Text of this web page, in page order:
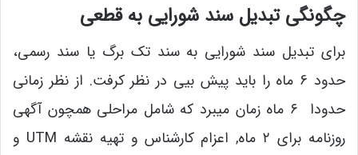
چگونگی تبدیل سند شورایی به قطعی
برای تبدیل سند شورایی به سند تک برگ یا سند رسمی،
حدود 6 ماه را باید پیش بیی در نظر کرفت. از نظر زمانی
حدودا ۶ ماه زمان میبرد که شامل مراحلی همچون آگهی
روزنامه برای ۲ ماه, اعزام کارشناس و تهیه نقشه UTM و